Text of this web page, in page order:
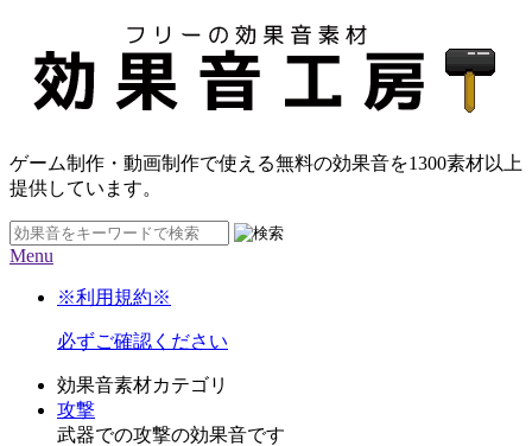
ゲーム制作・動画制作で使える無料の効果音を1300素材以上
提供しています。
Menu
※利用規約※
必ずご確認ください
効果音素材カテゴリ
攻撃
武器での攻撃の効果音です